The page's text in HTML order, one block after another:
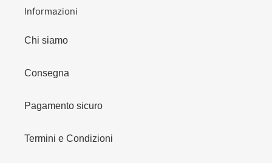
Informazioni
Chi siamo
Consegna
Pagamento sicuro
Termini e Condizioni